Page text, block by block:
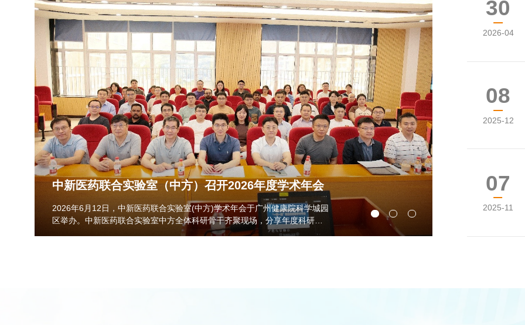
中新医药联合实验室（中方）召开2026年度学术年会
2026年6月12日，中新医药联合实验室(中方)学术年会于广州健康院科学城园
区举办。中新医药联合实验室中方全体科研骨干齐聚现场，分享年度科研成
果，研讨自主项目选题方向，深化中新跨国科研协同合作。本次会议覆盖...
30
2026-04
08
2025-12
07
2025-11